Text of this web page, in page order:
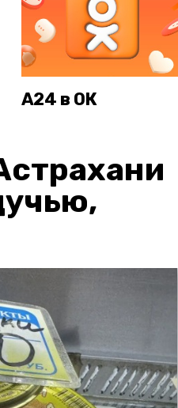
А24 в ОК